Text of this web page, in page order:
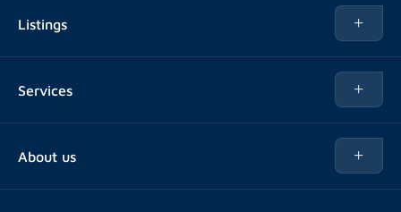
Listings
Services
About us